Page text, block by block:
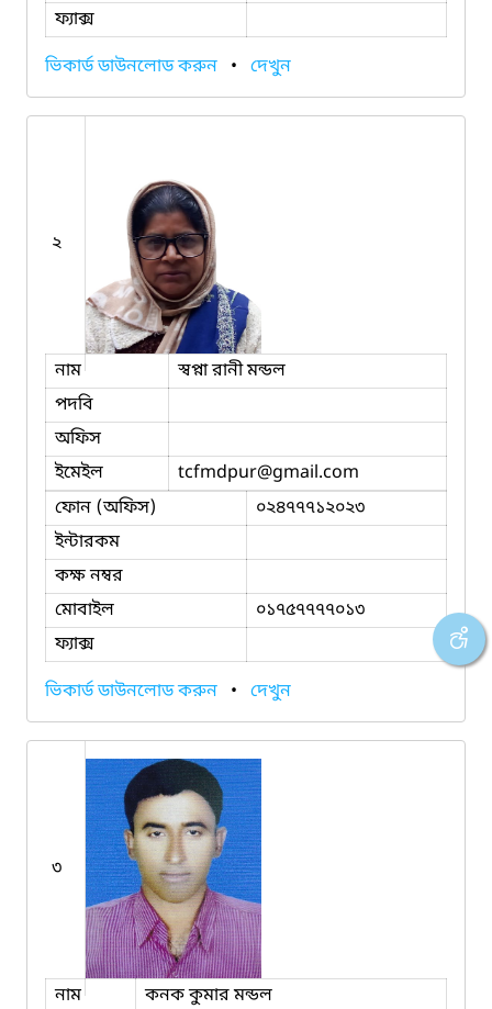
ফ্যাক্স
ভিকার্ড ডাউনলোড করুন • দেখুন
২
নাম
স্বপ্না রানী মন্ডল
পদবি
অফিস
ইমেইল
tcfmdpur@gmail.com
ফোন (অফিস)
০২৪৭৭৭১২০২৩
ইন্টারকম
কক্ষ নম্বর
মোবাইল
০১৭৫৭৭৭৭০১৩
ফ্যাক্স
ভিকার্ড ডাউনলোড করুন • দেখুন
৩
নাম
কনক কুমার মন্ডল